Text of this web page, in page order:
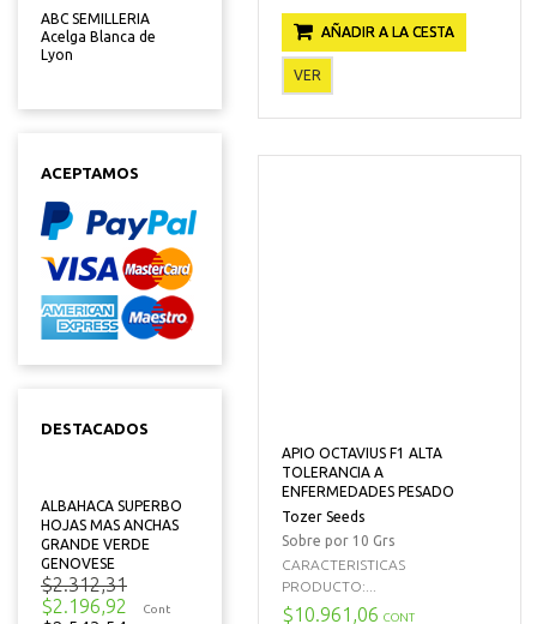
ABC SEMILLERIA
Acelga Blanca de
Lyon
ACEPTAMOS
DESTACADOS
ALBAHACA SUPERBO
HOJAS MAS ANCHAS
GRANDE VERDE
GENOVESE
$2.312,31
$2.196,92
Cont
AÑADIR A LA CESTA
VER
APIO OCTAVIUS F1 ALTA
TOLERANCIA A
ENFERMEDADES PESADO
Tozer Seeds
Sobre por 10 Grs
CARACTERISTICAS
PRODUCTO:...
$10.961,06 CONT